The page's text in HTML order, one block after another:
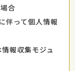
合
伴って個人情報
報収集モジュ